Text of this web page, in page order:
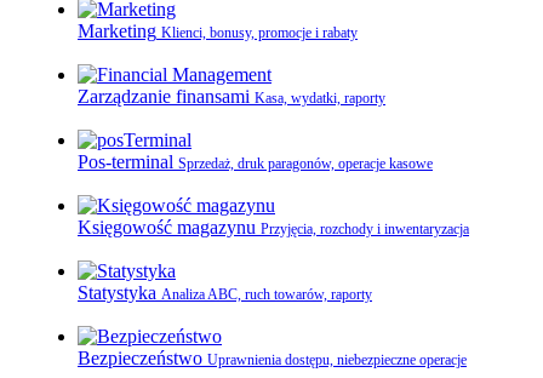
Marketing Klienci, bonusy, promocje i rabaty
Zarządzanie finansami Kasa, wydatki, raporty
Pos-terminal Sprzedaż, druk paragonów, operacje kasowe
Księgowość magazynu Przyjęcia, rozchody i inwentaryzacja
Statystyka Analiza ABC, ruch towarów, raporty
Bezpieczeństwo Uprawnienia dostępu, niebezpieczne operacje